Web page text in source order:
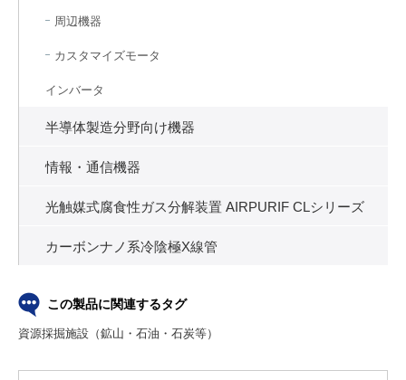
周辺機器
カスタマイズモータ
インバータ
半導体製造分野向け機器
情報・通信機器
光触媒式腐食性ガス分解装置 AIRPURIF CLシリーズ
カーボンナノ系冷陰極X線管
この製品に関連するタグ
資源採掘施設（鉱山・石油・石炭等）